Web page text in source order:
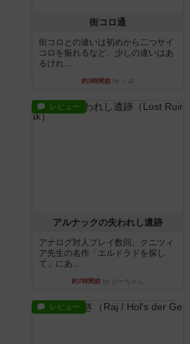
街コロ通
街コロとの違いは初めから二つサイ
コロを振れるなど、少しの違いはあ
るけれ...
約3時間前by くみ
レビュー
アルナックの失われし遺跡
アナログ対人プレイ数回。クニツィ
ア先生の名作「エルドラドを探し
て」にあ...
約7時間前 by おーちゃん
レビュー